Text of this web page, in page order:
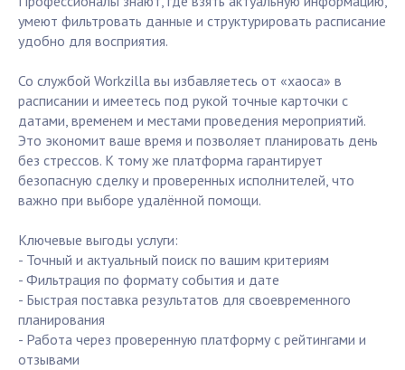
умеют фильтровать данные и структурировать расписание
удобно для восприятия.
Со службой Workzilla вы избавляетесь от «хаоса» в
расписании и имеетесь под рукой точные карточки с
датами, временем и местами проведения мероприятий.
Это экономит ваше время и позволяет планировать день
без стрессов. К тому же платформа гарантирует
безопасную сделку и проверенных исполнителей, что
важно при выборе удалённой помощи.
Ключевые выгоды услуги:
- Точный и актуальный поиск по вашим критериям
- Фильтрация по формату события и дате
- Быстрая поставка результатов для своевременного
планирования
- Работа через проверенную платформу с рейтингами и
отзывами